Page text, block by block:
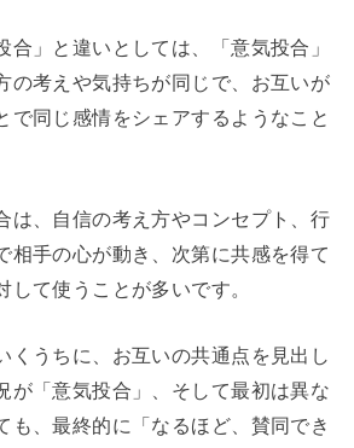
合」と違いとしては、「意気投合」
の考えや気持ちが同じで、お互いが
で同じ感情をシェアするようなこと
は、自信の考え方やコンセプト、行
相手の心が動き、次第に共感を得て
して使うことが多いです。
くうちに、お互いの共通点を見出し
が「意気投合」、そして最初は異な
も、最終的に「なるほど、賛同でき